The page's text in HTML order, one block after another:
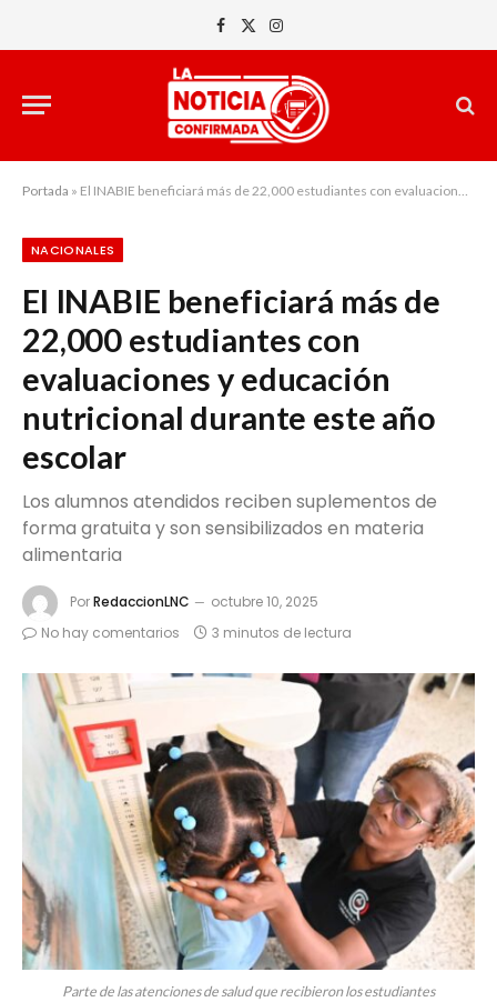
Facebook
X
Instagram
Portada » El INABIE beneficiará más de 22,000 estudiantes con evaluaciones y educación nutricional durante este año escolar
NACIONALES
El INABIE beneficiará más de
22,000 estudiantes con
evaluaciones y educación
nutricional durante este año
escolar
Los alumnos atendidos reciben suplementos de
forma gratuita y son sensibilizados en materia
alimentaria
PorRedaccionLNC
octubre 10, 2025
No hay comentarios
3 minutos de lectura
Parte de las atenciones de salud que recibieron los estudiantes